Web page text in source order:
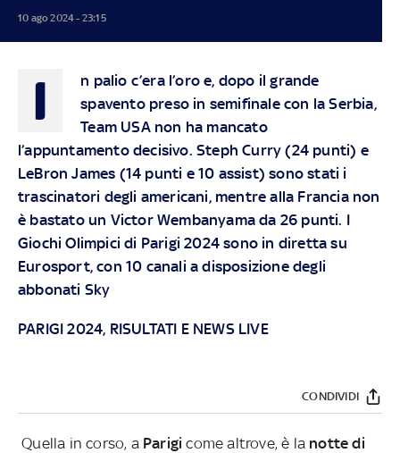
10 ago 2024 - 23:15
I
n palio c’era l’oro e, dopo il grande
spavento preso in semifinale con la Serbia,
Team USA non ha mancato
l’appuntamento decisivo. Steph Curry (24 punti) e
LeBron James (14 punti e 10 assist) sono stati i
trascinatori degli americani, mentre alla Francia non
è bastato un Victor Wembanyama da 26 punti. I
Giochi Olimpici di Parigi 2024 sono in diretta su
Eurosport, con 10 canali a disposizione degli
abbonati Sky
PARIGI 2024, RISULTATI E NEWS LIVE
CONDIVIDI
Quella in corso, a Parigi come altrove, è la notte di